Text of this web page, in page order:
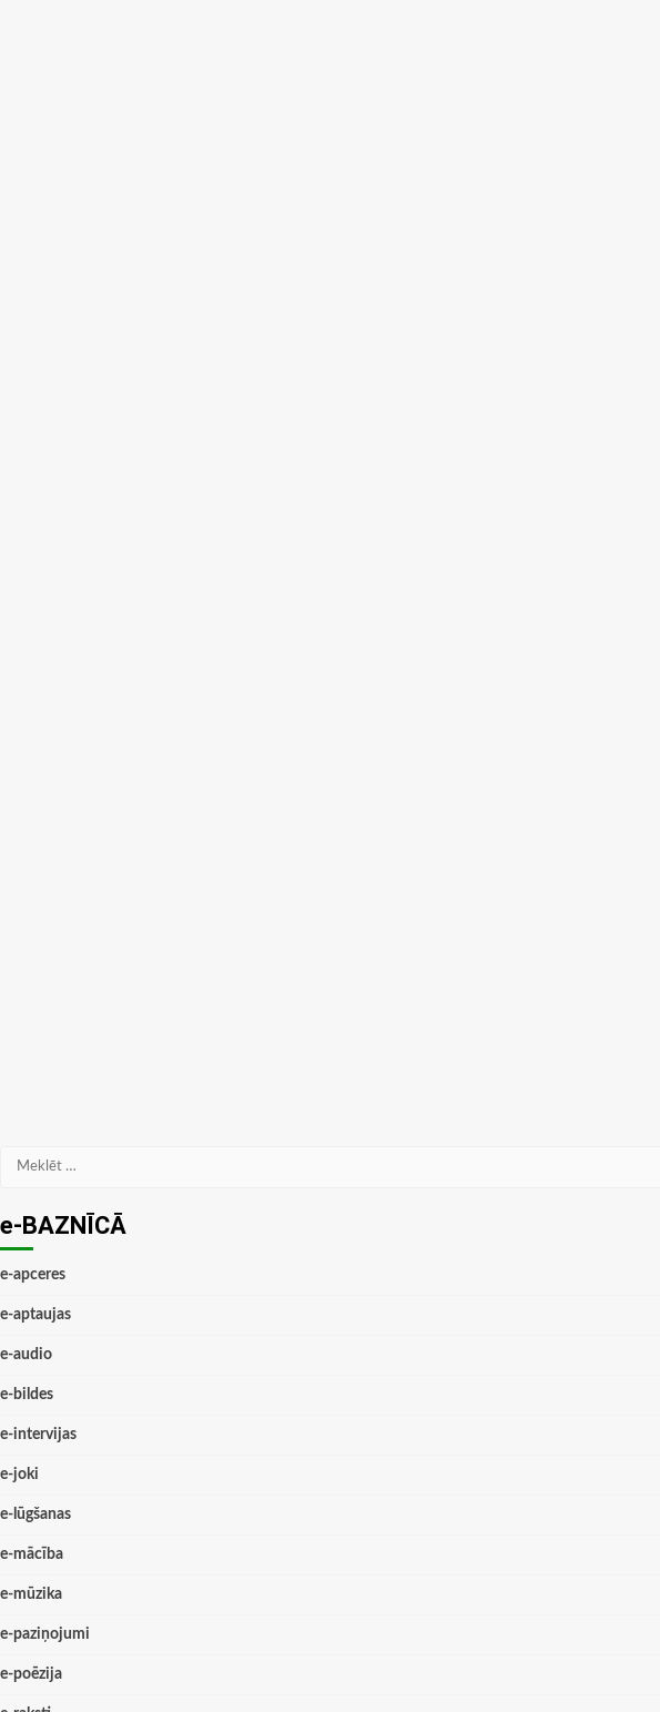
Meklēt:
e-BAZNĪCĀ
e-apceres
e-aptaujas
e-audio
e-bildes
e-intervijas
e-joki
e-lūgšanas
e-mācība
e-mūzika
e-paziņojumi
e-poēzija